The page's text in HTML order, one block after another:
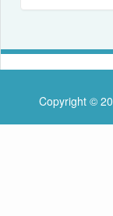
Copyright ©